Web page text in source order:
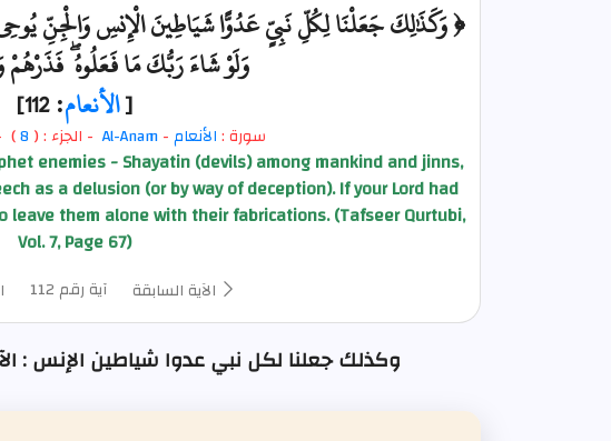
﴿ وَكَذَٰلِكَ جَعَلْنَا لِكُلِّ نَبِيٍّ عَدُوًّا شَيَاطِينَ الْإِنسِ وَالْجِنِّ
وَلَوْ شَاءَ رَبُّكَ مَا فَعَلُوهُ
[الأنعام: 112]
سورة :الأنعام-
Al-Anam - الجزء : ( 8
)
enemies - Shayatin (devils) among mankind and jinns,
as a delusion (or by way of deception). If your Lord had
leave them alone with their fabrications. (Tafseer Qurtubi,
Vol. 7, Page 67)
الآية السابقة آية رقم 112
وكذلك جعلنا لكل نبي عدوا شياطين الإنس : الآية رقم 112 من